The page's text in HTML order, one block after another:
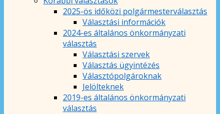
2025-ös időközi polgármesterválasztás
Választási információk
2024-es általános önkormányzati
választás
Választási szervek
Választás ügyintézés
Választópolgároknak
Jelölteknek
2019-es általános önkormányzati
választás